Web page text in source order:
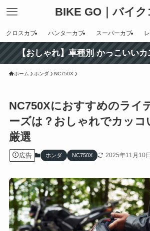
BIKE GO｜バイク
クロスカブ ハンターカブ スーパーカブ
【おしゃれ】車種別 かっこいい
ホーム ホンダ NC750X
NC750Xにおすすめのライ
ーズは？おしゃれでカッコ
厳選
広告 ホンダ NC750X 2025年11月10日